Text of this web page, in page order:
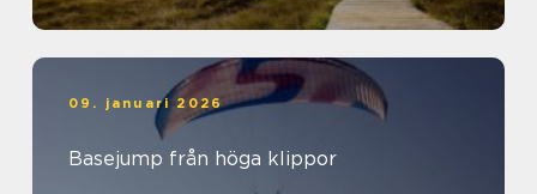
09. januari 2026
Basejump från höga klippor